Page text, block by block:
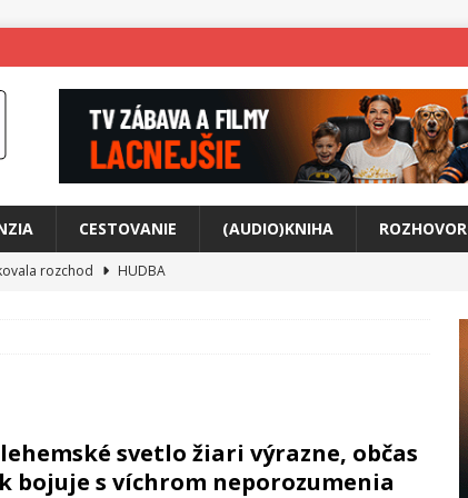
CESTOVANIE (AUDIO)KNIHA ROZHOVOR
rozchod
HUDBA
svet plný tajomstiev
prepojí generácie
FILM
svetlo žiari výrazne, občas
bojuje s víchrom neporozumenia